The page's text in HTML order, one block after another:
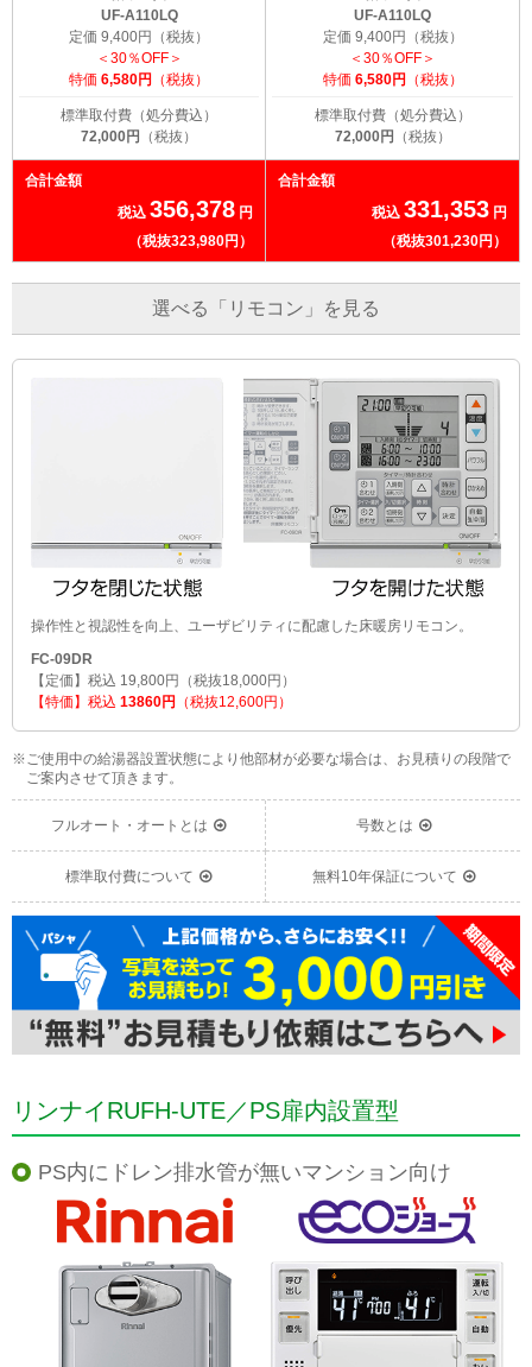
UF-A110LQ
定価 9,400円（税抜）
＜30％OFF＞
特価 6,580円 （税抜）
標準取付費（処分費込）
72,000円 （税抜）
UF-A110LQ
定価 9,400円（税抜）
＜30％OFF＞
特価 6,580円 （税抜）
標準取付費（処分費込）
72,000円 （税抜）
合計金額
税込 356,378 円
（税抜323,980円）
合計金額
税込 331,353 円
（税抜301,230円）
選べる「リモコン」を見る
操作性と視認性を向上、ユーザビリティに配慮した床暖房リモコン。
FC-09DR
【定価】税込 19,800円（税抜18,000円）
【特価】税込 13860円 （税抜12,600円）
※ご使用中の給湯器設置状態により他部材が必要な場合は、お見積りの段階で
ご案内させて頂きます。
フルオート・オートとは 号数とは
標準取付費について 無料10年保証について
リンナイRUFH-UTE／PS扉内設置型
PS内にドレン排水管が無いマンション向け